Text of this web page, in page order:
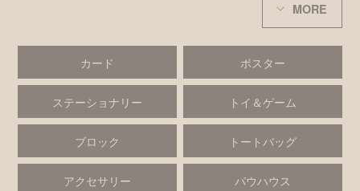
MORE
カード ポスター
ステーショナリー トイ＆ゲーム
ブロック トートバッグ
アクセサリー バウハウス